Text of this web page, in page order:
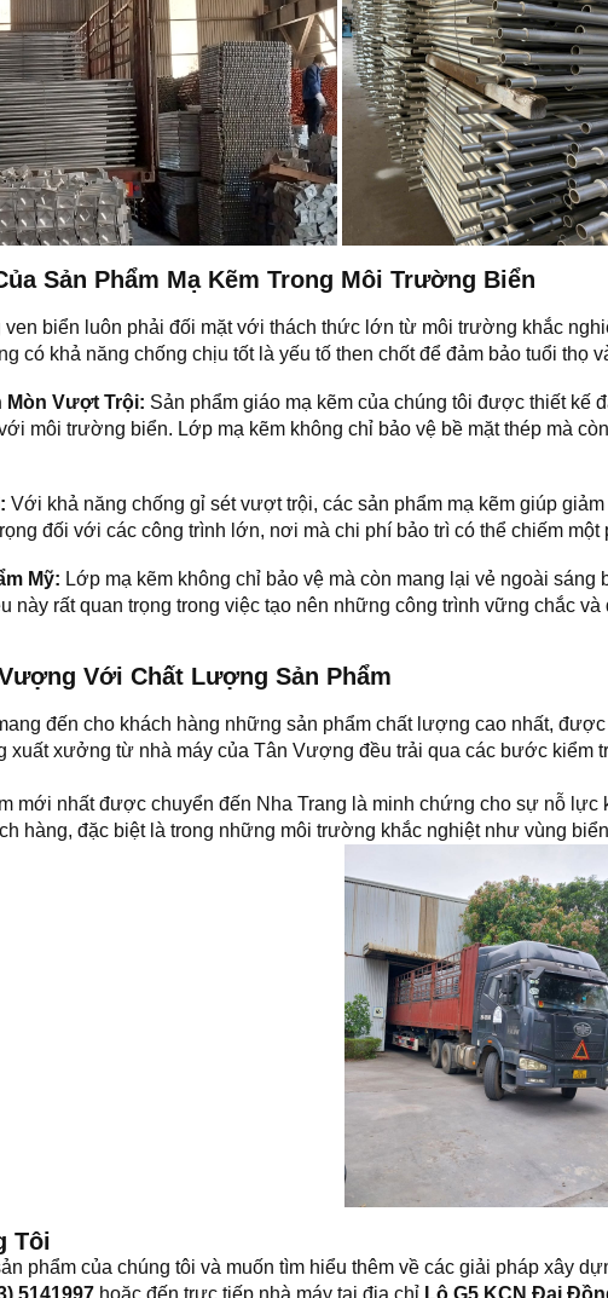
Sản Phẩm Mạ Kẽm Trong Môi Trường Biển
biển luôn phải đối mặt với thách thức lớn từ môi trường khắc
có khả năng chống chịu tốt là yếu tố then chốt để đảm bảo tuổi thọ
Mòn Vượt Trội: Sản phẩm giáo mạ kẽm của chúng tôi được thiết kế
môi trường biển. Lớp mạ kẽm không chỉ bảo vệ bề mặt thép mà
Với khả năng chống gỉ sét vượt trội, các sản phẩm mạ kẽm giúp
đối với các công trình lớn, nơi mà chi phí bảo trì có thể chiếm một
Mỹ: Lớp mạ kẽm không chỉ bảo vệ mà còn mang lại vẻ ngoài
này rất quan trọng trong việc tạo nên những công trình vững chắc
Với Chất Lượng Sản Phẩm
đến cho khách hàng những sản phẩm chất lượng cao nhất,
xuất xưởng từ nhà máy của Tân Vượng đều trải qua các bước kiểm
mới nhất được chuyển đến Nha Trang là minh chứng cho sự nỗ
hàng, đặc biệt là trong những môi trường khắc nghiệt như vùng
Tôi
phẩm của chúng tôi và muốn tìm hiểu thêm về các giải pháp xây